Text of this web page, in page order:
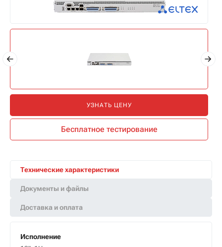
УЗНАТЬ ЦЕНУ
Бесплатное тестирование
Технические характеристики
Документы и файлы
Доставка и оплата
Исполнение